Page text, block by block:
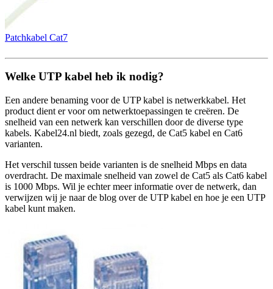
Patchkabel Cat7
Welke UTP kabel heb ik nodig?
Een andere benaming voor de UTP kabel is netwerkkabel. Het
product dient er voor om netwerktoepassingen te creëren. De
snelheid van een netwerk kan verschillen door de diverse type
kabels. Kabel24.nl biedt, zoals gezegd, de Cat5 kabel en Cat6
varianten.
Het verschil tussen beide varianten is de snelheid Mbps en data
overdracht. De maximale snelheid van zowel de Cat5 als Cat6 kabel
is 1000 Mbps. Wil je echter meer informatie over de netwerk, dan
verwijzen wij je naar de blog over de UTP kabel en hoe je een UTP
kabel kunt maken.